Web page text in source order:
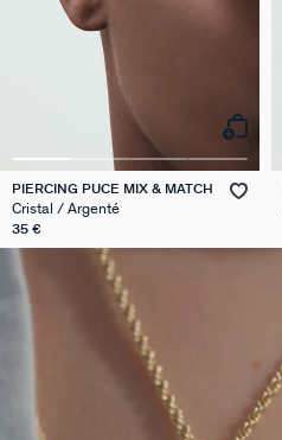
PIERCING PUCE MIX & MATCH
Cristal / Argenté
35 €